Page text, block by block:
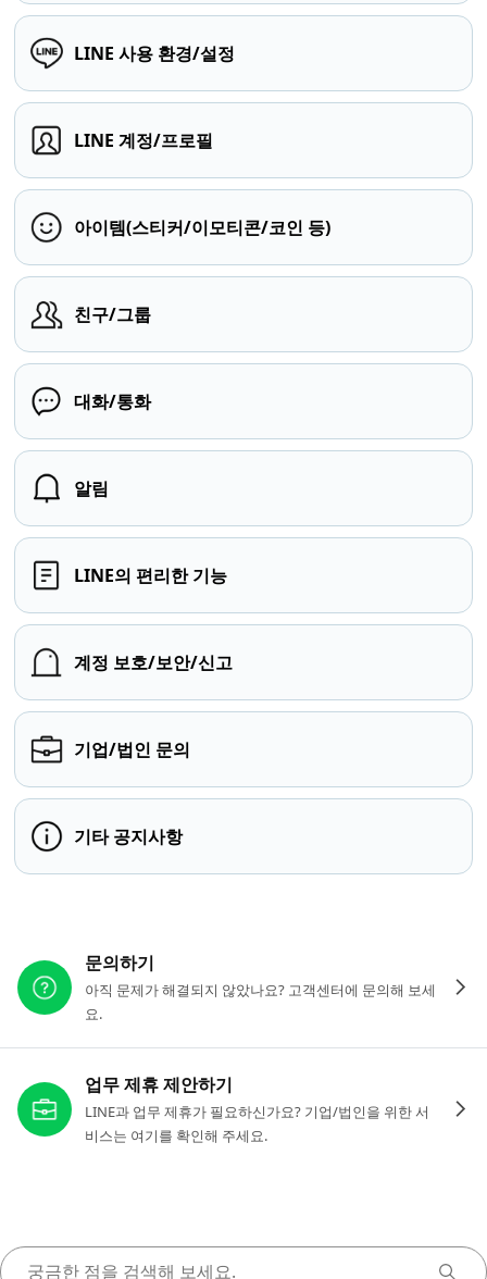
LINE 사용 환경/설정
LINE 계정/프로필
아이템(스티커/이모티콘/코인 등)
친구/그룹
대화/통화
알림
LINE의 편리한 기능
계정 보호/보안/신고
기업/법인 문의
기타 공지사항
문의하기
아직 문제가 해결되지 않았나요? 고객센터에 문의해 보세
요.
업무 제휴 제안하기
LINE과 업무 제휴가 필요하신가요? 기업/법인을 위한 서
비스는 여기를 확인해 주세요.